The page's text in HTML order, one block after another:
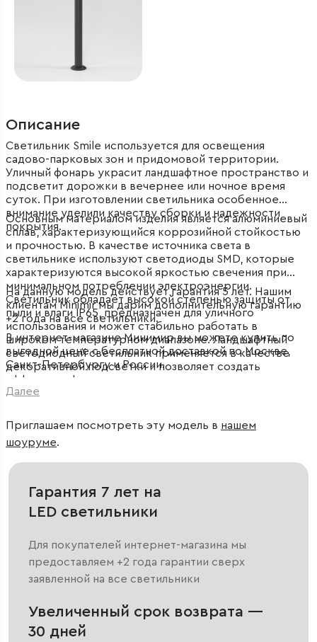
Описание
Светильник Smile используется для освещения
садово-парковых зон и придомовой территории.
Уличный фонарь украсит ландшафтное пространство и
подсветит дорожки в вечернее или ночное время
суток. При изготовлении светильника особенное
внимание уделили качеству сборки и надежности
покрытия.
Основным материалом изделия является алюминиевый
сплав, характеризующийся коррозийной стойкостью
и прочностью. В качестве источника света в
светильнике используют светодиоды SMD, которые
характеризуются высокой яркостью свечения при
минимальном потреблении электроэнергии.
Светильник обладает высокой степенью защиты от
пыли и влаги IP65, предназначен для уличного
использования и может стабильно работать в
широком температурном диапазоне. Ландшафтный
светодиодный светильник применяется в качестве
декоративной подсветки и позволяет создать
эффектное функциональное освещение на дачных
участках, в парках и скверах.
На данную модель действует гарантия 5 лет. Нашим
клиентам Minimir мы дарим дополнительную гарантию
+2 года на все светильники.
В интернет-магазине Минимир вы можете купить по
выгодной цене с бесплатной доставкой по Москве,
Санкт-Петербургу и России.
Далее
Приглашаем посмотреть эту модель в нашем
шоуруме.
Гарантия 7 лет на
LED светильники
Для покупателей интернет-магазина мы
предоставляем +2 года гарантии сверх
заявленной на все светильники
Увеличенный срок возврата —
30 дней